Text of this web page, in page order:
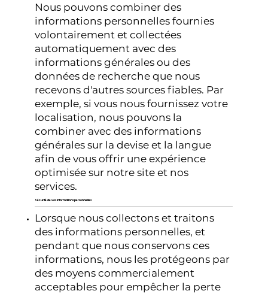
Nous pouvons combiner des
informations personnelles fournies
volontairement et collectées
automatiquement avec des
informations générales ou des
données de recherche que nous
recevons d'autres sources fiables. Par
exemple, si vous nous fournissez votre
localisation, nous pouvons la
combiner avec des informations
générales sur la devise et la langue
afin de vous offrir une expérience
optimisée sur notre site et nos
services.
Sécurité de vos informations personnelles
Lorsque nous collectons et traitons
des informations personnelles, et
pendant que nous conservons ces
informations, nous les protégeons par
des moyens commercialement
acceptables pour empêcher la perte